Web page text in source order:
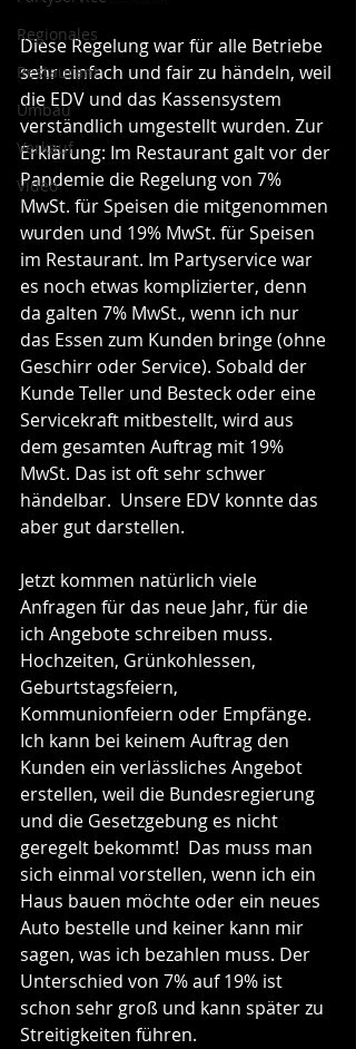
Regionales
Restaurant
Umbau
Verkauf
Video
Diese Regelung war für alle Betriebe
sehr einfach und fair zu händeln, weil
die EDV und das Kassensystem
verständlich umgestellt wurden. Zur
Erklärung: Im Restaurant galt vor der
Pandemie die Regelung von 7%
MwSt. für Speisen die mitgenommen
wurden und 19% MwSt. für Speisen
im Restaurant. Im Partyservice war
es noch etwas komplizierter, denn
da galten 7% MwSt., wenn ich nur
das Essen zum Kunden bringe (ohne
Geschirr oder Service). Sobald der
Kunde Teller und Besteck oder eine
Servicekraft mitbestellt, wird aus
dem gesamten Auftrag mit 19%
MwSt. Das ist oft sehr schwer
händelbar.  Unsere EDV konnte das
aber gut darstellen.
Jetzt kommen natürlich viele
Anfragen für das neue Jahr, für die
ich Angebote schreiben muss.
Hochzeiten, Grünkohlessen,
Geburtstagsfeiern,
Kommunionfeiern oder Empfänge.
Ich kann bei keinem Auftrag den
Kunden ein verlässliches Angebot
erstellen, weil die Bundesregierung
und die Gesetzgebung es nicht
geregelt bekommt!  Das muss man
sich einmal vorstellen, wenn ich ein
Haus bauen möchte oder ein neues
Auto bestelle und keiner kann mir
sagen, was ich bezahlen muss. Der
Unterschied von 7% auf 19% ist
schon sehr groß und kann später zu
Streitigkeiten führen.